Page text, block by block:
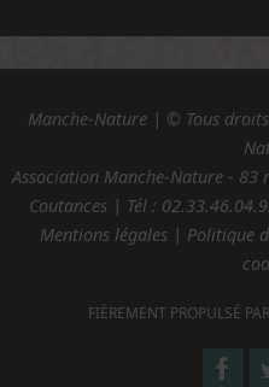
Manche-Nature | © Tous
Association Manche-Nature -
Coutances | Tél :
Mentions légales| Politique
FIÈREMENT PROPULSÉ PAR